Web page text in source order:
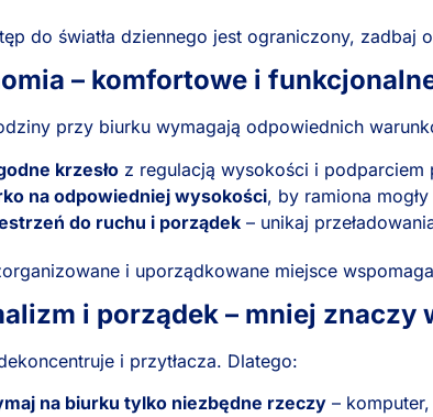
do światła dziennego jest ograniczony, zadbaj
– komfortowe i
przy biurku wymagają odpowiednich
krzesło z regulacją wysokości i podparciem
na odpowiedniej wysokości, by ramiona
do ruchu i porządek – unikaj
i uporządkowane miejsce
i porządek – mniej znaczy
i przytłacza. Dlatego:
na biurku tylko niezbędne rzeczy –